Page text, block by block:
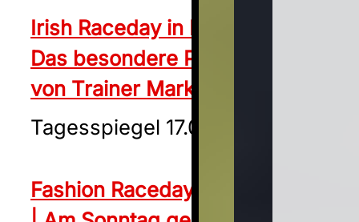
Irish Raceday in Hoppegarten:
Das besondere Pferdequartett
von Trainer Marko Megsner
Tagesspiegel 17.05.2024
Fashion Raceday in Hoppegarten